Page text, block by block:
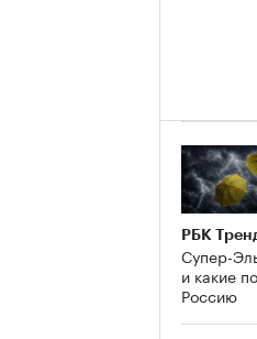
РБК
Супер-
и какие
Россию